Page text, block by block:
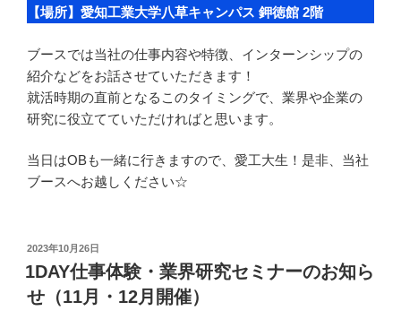
【場所】愛知工業大学八草キャンパス 鉀徳館 2階
ブースでは当社の仕事内容や特徴、インターンシップの
紹介などをお話させていただきます！
就活時期の直前となるこのタイミングで、業界や企業の
研究に役立てていただければと思います。
当日はOBも一緒に行きますので、愛工大生！是非、当社
ブースへお越しください☆
投
稿
日:
2023年10月26日
1DAY仕事体験・業界研究セミナーのお知ら
せ（11月・12月開催）